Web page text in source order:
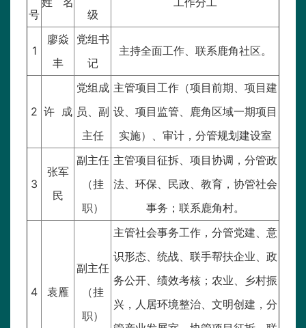
号
级
1
廖焱
丰
党组书
记
主持全面工作、联系鹿角社区。
2 许 成
党组成
员、副
主任
主管项目工作（项目前期、项目建
设、项目监管、鹿角区域一期项目
实施）、审计，分管规划建设室
3
张军
民
副主任
（挂
职）
主管项目征拆、项目协调，分管政
法、环保、民政、教育，协管社会
事务；联系鹿角村。
4 袁雁
副主任
（挂
职）
主管社会事务工作，分管党建、意
识形态、统战、联手帮扶企业、政
务公开、绩效考核；农业、乡村振
兴，人居环境整治、文明创建，分